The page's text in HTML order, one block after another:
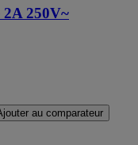
250V~
au comparateur